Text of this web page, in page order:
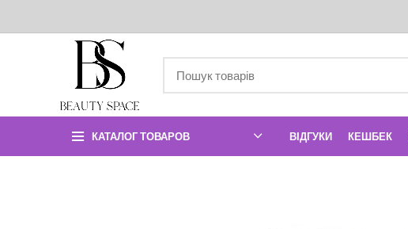
КАТАЛОГ ТОВАРОВ ВІДГУКИ КЕШБЕК